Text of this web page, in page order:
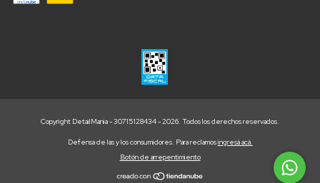
Copyright DetailMania - 30715128434 - 2026. Todos los derechos reservados.
Defensa de las y los consumidores. Para reclamosingresá acá.
Botón de arrepentimiento